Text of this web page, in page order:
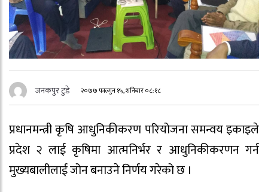
जनकपुर टुडे २०७७ फाल्गुन १५, शनिबार ०८:१८
प्रधानमन्त्री कृषि आधुनिकीकरण परियोजना समन्वय इकाइले
प्रदेश २ लाई कृषिमा आत्मनिर्भर र आधुनिकीकरणन गर्न
मुख्यबालीलाई जोन बनाउने निर्णय गरेको छ ।